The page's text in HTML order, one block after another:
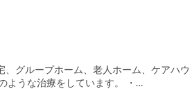
グループホーム、老人ホーム、ケアハウ
ような治療をしています。 ・…